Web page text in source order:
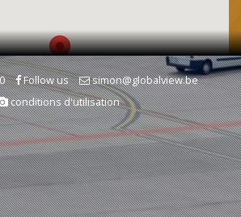
désafecté
Chantier
Follow us
simon@globalview.be
conditions d'utilisation